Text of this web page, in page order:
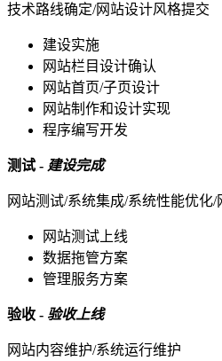
技术路线确定/网站设计风格提交
建设实施
网站栏目设计确认
网站首页/子页设计
网站制作和设计实现
程序编写开发
测试 - 建设完成
网站测试/系统集成/系统性能优化
网站测试上线
数据拖管方案
管理服务方案
验收 - 验收上线
网站内容维护/系统运行维护